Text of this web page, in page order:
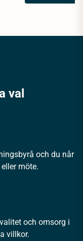
val
och du når
möte.
och omsorg i
villkor.